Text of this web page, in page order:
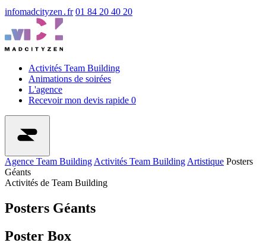
infomadcityzen․fr 01 84 20 40 20
Activités Team Building
Animations de soirées
L'agence
Recevoir mon devis rapide 0
Agence Team Building Activités Team Building Artistique Posters
Géants
Activités de Team Building
Posters Géants
Poster Box